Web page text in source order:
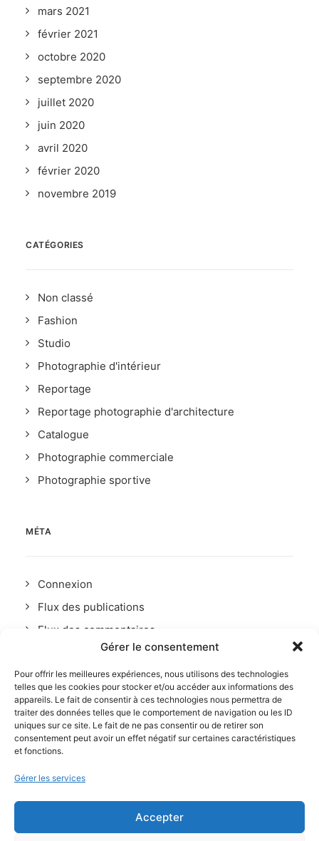
Gérer le consentement
Pour offrir les meilleures expériences, nous utilisons des technologies
telles que les cookies pour stocker et/ou accéder aux informations des
appareils. Le fait de consentir à ces technologies nous permettra de
traiter des données telles que le comportement de navigation ou les ID
uniques sur ce site. Le fait de ne pas consentir ou de retirer son
consentement peut avoir un effet négatif sur certaines caractéristiques
et fonctions.
Gérer les services
Accepter
mars 2021
février 2021
octobre 2020
septembre 2020
juillet 2020
juin 2020
avril 2020
février 2020
novembre 2019
CATÉGORIES
Non classé
Fashion
Studio
Photographie d'intérieur
Reportage
Reportage photographie d'architecture
Catalogue
Photographie commerciale
Photographie sportive
MÉTA
Connexion
Flux des publications
Flux des commentaires
Site de WordPress-FR
© Thomas Devard 2026 – Photographe épinal vosges alsace– Mentions